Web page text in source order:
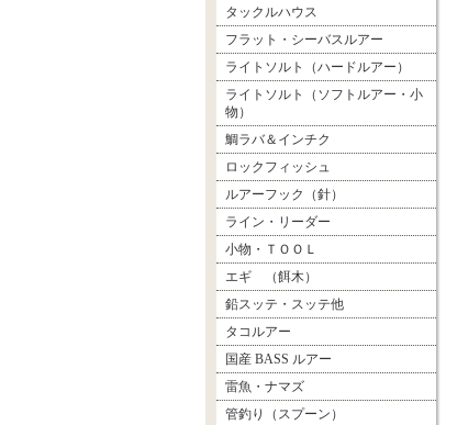
タックルハウス
フラット・シーバスルアー
ライトソルト（ハードルアー）
ライトソルト（ソフトルアー・小
物）
鯛ラバ＆インチク
ロックフィッシュ
ルアーフック（針）
ライン・リーダー
小物・ＴＯＯＬ
エギ （餌木）
鉛スッテ・スッテ他
タコルアー
国産 BASS ルアー
雷魚・ナマズ
管釣り（スプーン）